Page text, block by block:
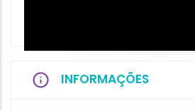
INFORMAÇÕES